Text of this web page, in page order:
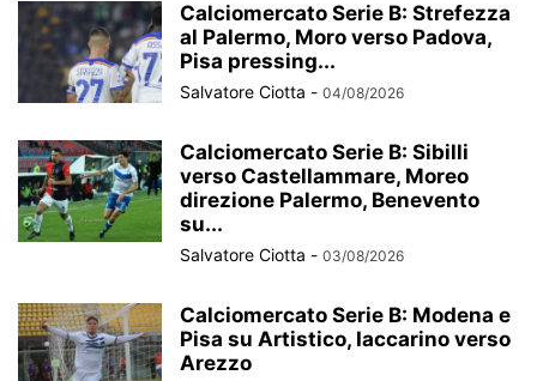
Calciomercato Serie B: Strefezza
al Palermo, Moro verso Padova,
Pisa pressing...
Salvatore Ciotta - 04/08/2026
Calciomercato Serie B: Sibilli
verso Castellammare, Moreo
direzione Palermo, Benevento
su...
Salvatore Ciotta - 03/08/2026
Calciomercato Serie B: Modena e
Pisa su Artistico, Iaccarino verso
Arezzo